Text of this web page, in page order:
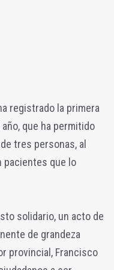
registrado la primera
que ha permitido
tres personas, al
pacientes que lo
solidario, un acto de
de grandeza
provincial, Francisco